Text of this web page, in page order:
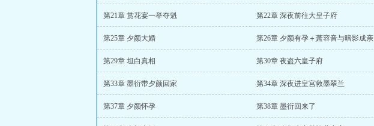
第21章 赏花宴一举夺魁 第22章 深夜前往大皇子府
第25章 夕颜大婚 第26章 夕颜有孕＋萧容音与暗影成亲
第29章 坦白真相 第30章 夜盗六皇子府
第33章 墨衍带夕颜回家 第34章 深夜进皇宫救墨翠兰
第37章 夕颜怀孕 第38章 墨衍回来了